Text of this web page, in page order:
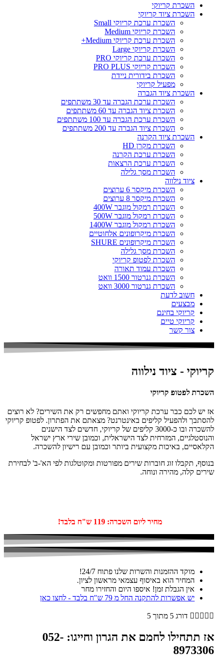
השכרת קריוקי
השכרת ציוד קריוקי
השכרת ערכת קריוקי Small
השכרת קריוקי Medium
השכרת ערכת קריוקי Medium+
השכרת קריוקי Large
השכרת ערכת קריוקי PRO
השכרת קריוקי PRO PLUS
השכרת בידורית ניידת
מפעיל קריוקי
השכרת ציוד הגברה
השכרת ערכת הגברה עד 30 משתתפים
השכרת ציוד הגברה עד 60 משתתפים
השכרת ערכת הגברה עד 100 משתתפים
השכרת ציוד הגברה עד 200 משתתפים
השכרת ציוד הקרנה
השכרת מקרן HD
השכרת ערכת הקרנה
השכרת ערכת הרצאות
השכרת מסך גלילה
ציוד נילווה
השכרת מיקסר 6 ערוצים
השכרת מיקסר 8 ערוצים
השכרת רמקול מוגבר 400W
השכרת רמקול מוגבר 500W
השכרת רמקול מוגבר 1400W
השכרת מיקרופונים אלחוטיים
השכרת מיקרופונים SHURE
השכרת מסך גלילה
השכרת לפטופ קריוקי
השכרת עמוד תאורה
השכרת גנרטור 1500 וואט
השכרת גנרטור 3000 וואט
חשוב לדעת
מבצעים
קריוקי בחינם
קריוקי טיים
צור קשר
קריוקי - ציוד נילווה
השכרת לפטופ קריוקי
אז יש לכם כבר ערכת קריוקי ואתם מחפשים רק את השירים? לא רוצים
להסתבך ולהפעיל קליפים באינטרנט? מצאתם את הפתרון. לפטופ קריוקי
להשכרה ובו כ-3000 קליפים של קריוקי, חדשים לצד הישנים
והנוסטלגיים, המזרחית לצד הישראלית, וכמובן שירי ארץ ישראל
הקלאסיים, באיכות מקצועית ביותר וכמובן עם רישיון להשכרה.
בנוסף, תקבלו זוג חוברות שירים מפורטות ומקוטלגות לפי הא'-ב' לבחירת
שירים קלה, מהירה ונוחה.
מחיר ליום השכרה: 119 ש"ח בלבד!
מוקד ההזמנות והשרות שלנו פתוח 24/7!
המחיר הוא באיסוף עצמאי מראשון לציון.
אין הגבלת זמן! איספו היום והחזירו מחר
יש אפשרות להתקנה החל מ 79 ש"ח בלבד - לחצו כאן
     דורג 5 מתוך 5
אז תתחילו לחמם את הגרון וחייגו: 052-
8973306